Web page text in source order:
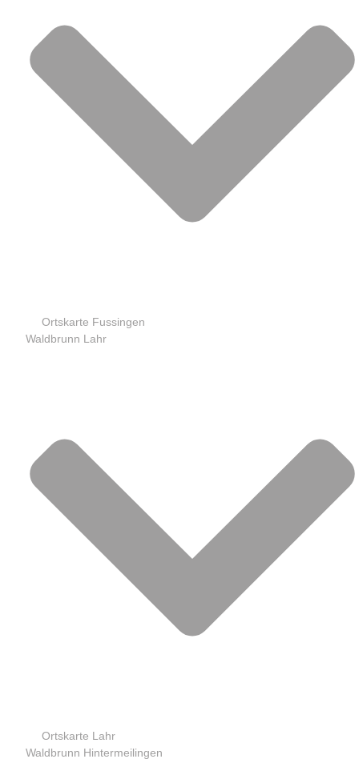
Ortskarte Fussingen
Waldbrunn Lahr
Ortskarte Lahr
Waldbrunn Hintermeilingen